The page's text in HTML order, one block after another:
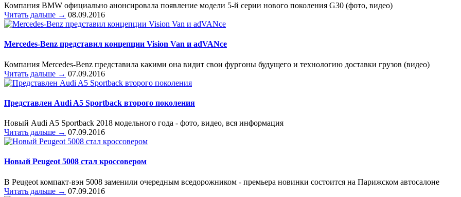
Компания BMW официально анонсировала появление модели 5-й серии нового поколения G30 (фото, видео)
Читать дальше → 08.09.2016
Mercedes-Benz представил концепции Vision Van и adVANce
Компания Mercedes-Benz представила какими она видит свои фургоны будущего и технологию доставки грузов (видео)
Читать дальше → 07.09.2016
Представлен Audi A5 Sportback второго поколения
Новый Audi A5 Sportback 2018 модельного года - фото, видео, вся информация
Читать дальше → 07.09.2016
Новый Peugeot 5008 стал кроссовером
В Peugeot компакт-вэн 5008 заменили очередным вседорожником - премьера новинки состоится на Парижском автосалоне
Читать дальше → 07.09.2016